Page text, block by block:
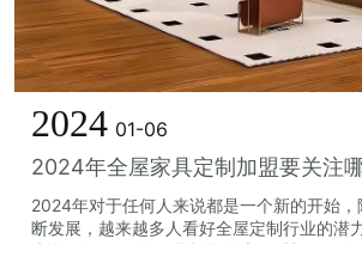
2024 01-06
2024年全屋家具定制加盟要关注
2024年对于任何人来说都是一个新的开始，
断发展，越来越多人看好全屋定制行业的潜
来说明年2024年正是投资的大好时机。那么